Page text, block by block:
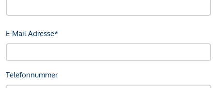
E-Mail Adresse*
Telefonnummer